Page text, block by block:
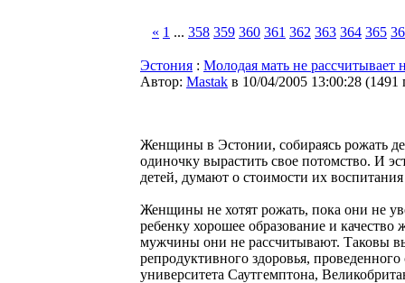
« 1 ... 358 359 360 361 362 363 364 365
Эстония : Молодая мать не рассчитывает
Автор: Мastak в 10/04/2005 13:00:28 (1491
Женщины в Эстонии, собираясь рожать
одиночку вырастить свое потомство. И
детей, думают о стоимости их
Женщины не хотят рожать, пока они не
ребенку хорошее образование и
мужчины они не рассчитывают. Таковы
репродуктивного здоровья,
университета Саутгемптона,